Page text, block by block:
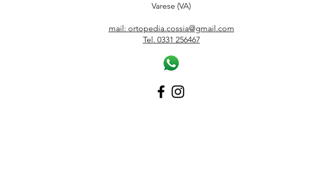
Varese (VA)
mail: ortopedia.cossia@gmail.com
Tel. 0331 256467